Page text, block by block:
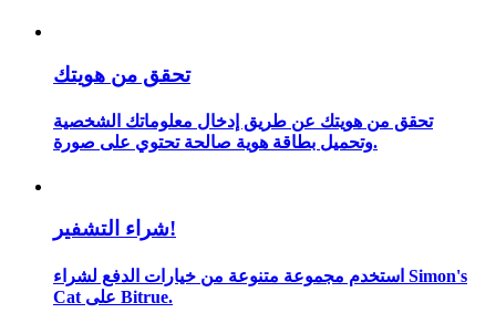
دليل المبتدئين للعقود الآجلة
تحقق من هويتك
تحقق من هويتك عن طريق إدخال معلوماتك الشخصية
وتحميل بطاقة هوية صالحة تحتوي على صورة.
شراء التشفير!
استخدم مجموعة متنوعة من خيارات الدفع لشراء Simon's
Cat على Bitrue.